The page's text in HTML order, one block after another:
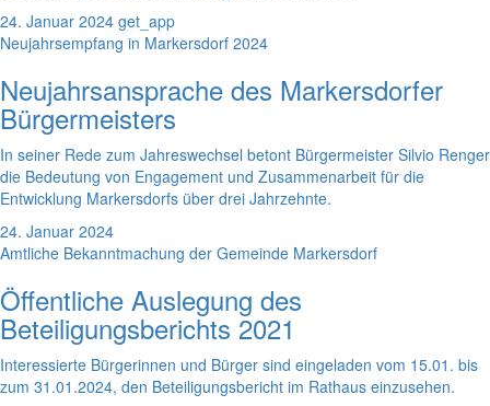
24. Januar 2024 get_app
Neujahrsempfang in Markersdorf 2024
Neujahrsansprache des Markersdorfer
Bürgermeisters
In seiner Rede zum Jahreswechsel betont Bürgermeister Silvio Renger
die Bedeutung von Engagement und Zusammenarbeit für die
Entwicklung Markersdorfs über drei Jahrzehnte.
24. Januar 2024
Amtliche Bekanntmachung der Gemeinde Markersdorf
Öffentliche Auslegung des
Beteiligungsberichts 2021
Interessierte Bürgerinnen und Bürger sind eingeladen vom 15.01. bis
zum 31.01.2024, den Beteiligungsbericht im Rathaus einzusehen.